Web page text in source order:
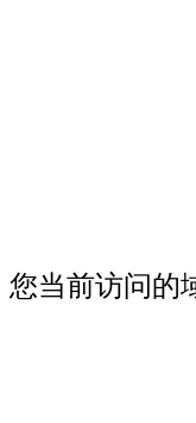
您当前访问的